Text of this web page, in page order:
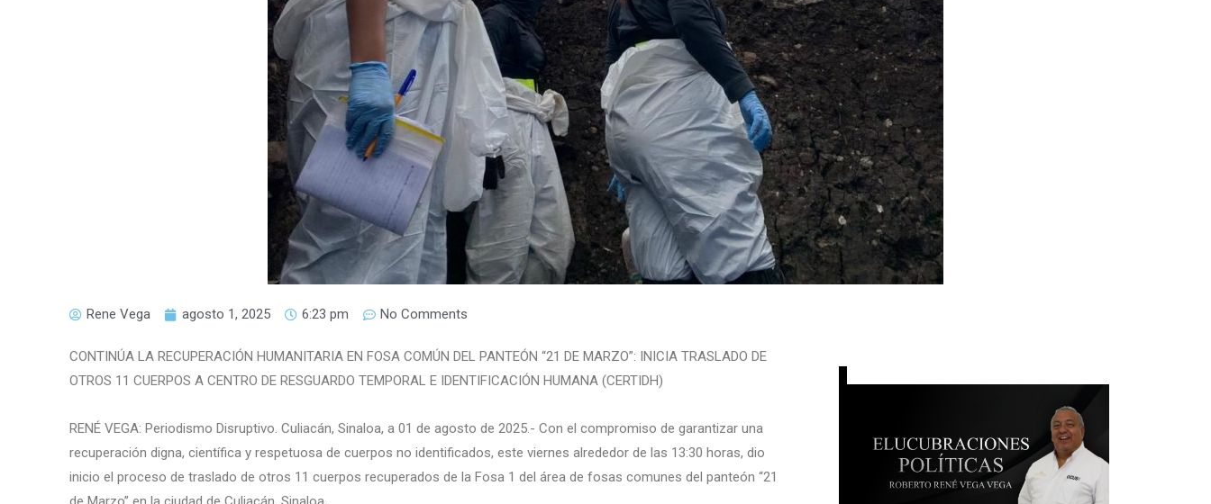
Rene Vega agosto 1, 2025 6:23 pm No Comments
CONTINÚA LA RECUPERACIÓN HUMANITARIA EN FOSA COMÚN DEL PANTEÓN “21 DE MARZO”: INICIA TRASLADO DE
OTROS 11 CUERPOS A CENTRO DE RESGUARDO TEMPORAL E IDENTIFICACIÓN HUMANA (CERTIDH)
RENÉ VEGA: Periodismo Disruptivo. Culiacán, Sinaloa, a 01 de agosto de 2025.- Con el compromiso de garantizar una
recuperación digna, científica y respetuosa de cuerpos no identificados, este viernes alrededor de las 13:30 horas, dio
inicio el proceso de traslado de otros 11 cuerpos recuperados de la Fosa 1 del área de fosas comunes del panteón “21